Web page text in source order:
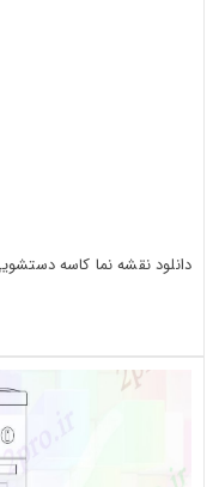
دانلود نقشه نما کاسه دستشویی